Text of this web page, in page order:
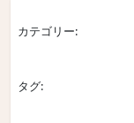
カテゴリー:
タグ: